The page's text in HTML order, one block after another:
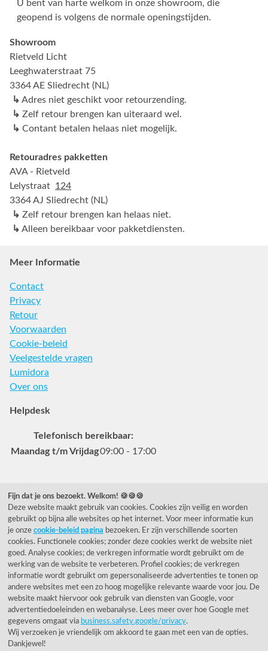
U bent van harte welkom in onze showroom, die
geopend is volgens de normale openingstijden.
Showroom
Rietveld Licht
Leeghwaterstraat 75
3364 AE Sliedrecht (NL)
↳ Adres niet geschikt voor retourzending.
↳ Zelf retour brengen kan uiteraard wel.
↳ Contant betalen helaas niet mogelijk.
Retouradres pakketten
AVA - Rietveld
Lelystraat 124
3364 AJ Sliedrecht (NL)
↳ Zelf retour brengen kan helaas niet.
↳ Alleen bereikbaar voor pakketdiensten.
Meer Informatie
Contact
Privacy
Retour
Voorwaarden
Cookie-beleid
Veelgestelde vragen
Lumidora
Over ons
Helpdesk
Telefonisch bereikbaar:
Maandag t/m Vrijdag09:00 - 17:00
Veelgestelde vragen
0031 78 615 44 15
helpdesk@rietveldlicht.nl
Facebook InstagramPinterest
Klantwaardering
"Zeer goed" - eKomi.be
Cijfer: 9.4 (3230 recensies)
Fijn dat je ons bezoekt. Welkom! 🍪🍪🍪
Deze website maakt gebruik van cookies. Cookies zijn veilig en worden
gebruikt op bijna alle websites op het internet. Voor meer informatie kun
je onze cookie-beleid pagina bezoeken. Er zijn verschillende soorten
cookies. Functionele cookies; zonder deze cookies werkt de website niet
goed. Analyse cookies; de verkregen informatie wordt gebruikt om de
werking van de website te verbeteren. Profiel cookies; de verkregen
informatie wordt gebruikt om gepersonaliseerde advertenties te tonen op
andere websites met een zo hoog mogelijke relevante waarde voor jou. De
website maakt hiervoor ook gebruik van diensten van Google, voor
advertentiedoeleinden en webanalyse. Lees meer over hoe Google met
gegevens omgaat via business.safety.google/privacy.
Wij verzoeken je vriendelijk om akkoord te gaan met een van de opties.
Dankjewel!